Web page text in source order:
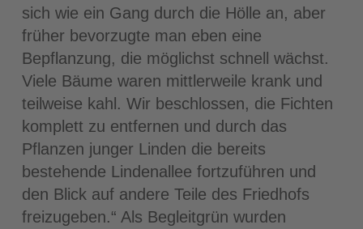
sich wie ein Gang durch die Hölle an, aber
früher bevorzugte man eben eine
Bepflanzung, die möglichst schnell wächst.
Viele Bäume waren mittlerweile krank und
teilweise kahl. Wir beschlossen, die Fichten
komplett zu entfernen und durch das
Pflanzen junger Linden die bereits
bestehende Lindenallee fortzuführen und
den Blick auf andere Teile des Friedhofs
freizugeben.“ Als Begleitgrün wurden